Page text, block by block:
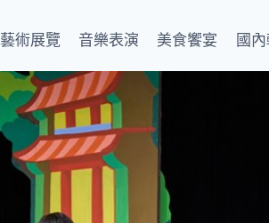
藝術展覽 音樂表演 美食饗宴 國